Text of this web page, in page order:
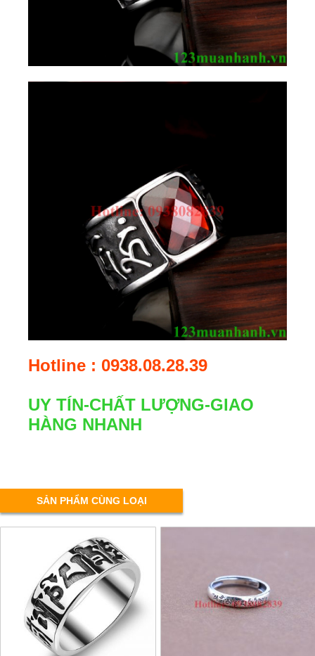
Hotline : 0938.08.28.39
UY TÍN-CHẤT LƯỢNG-GIAO
HÀNG NHANH
SẢN PHẨM CÙNG LOẠI